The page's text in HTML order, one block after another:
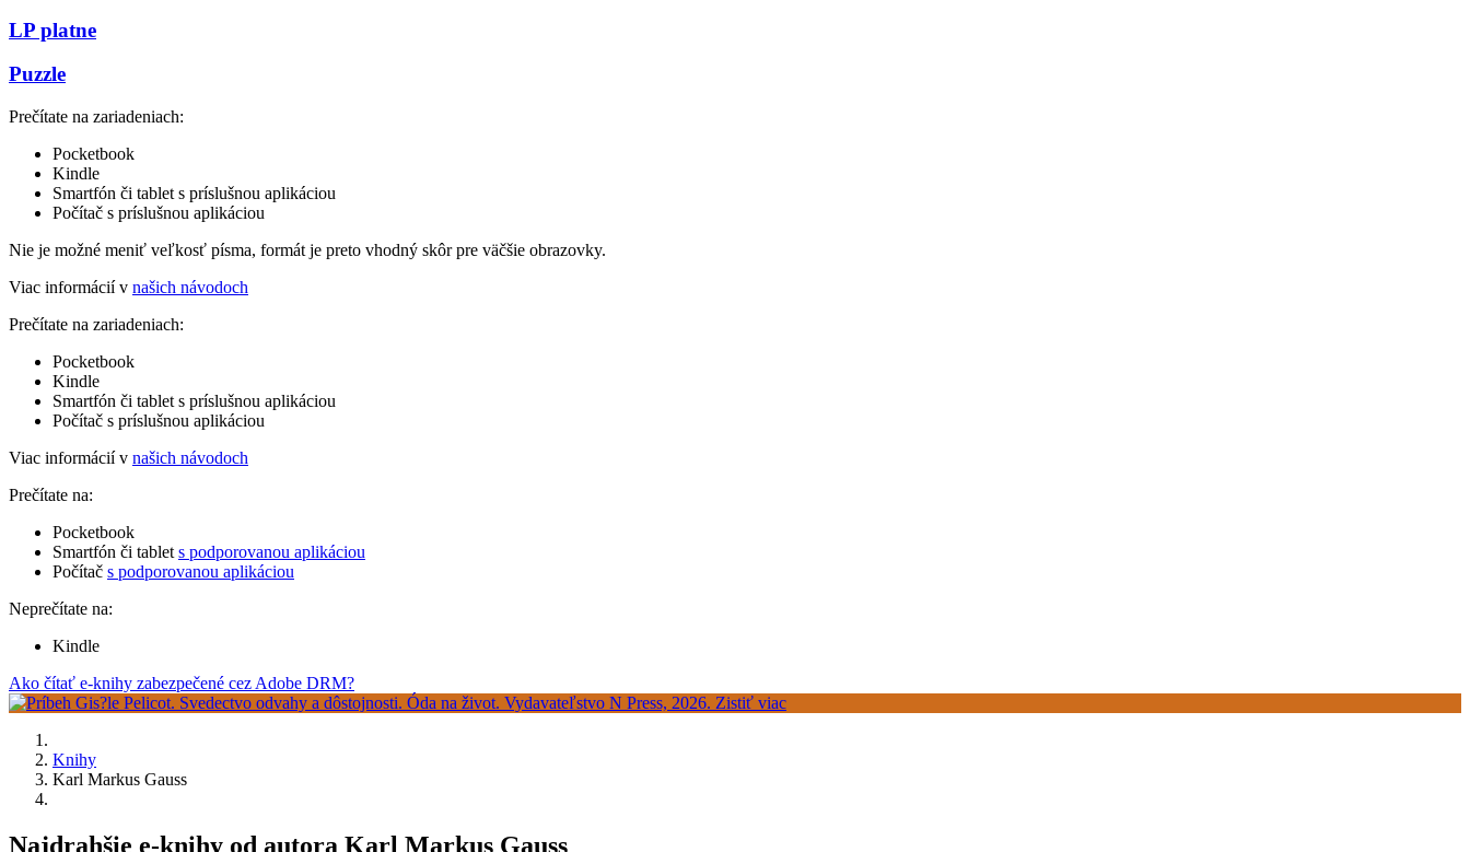
LP platne
Puzzle
Prečítate na zariadeniach:
Pocketbook
Kindle
Smartfón či tablet s príslušnou aplikáciou
Počítač s príslušnou aplikáciou
Nie je možné meniť veľkosť písma, formát je preto vhodný skôr pre väčšie obrazovky.
Viac informácií v našich návodoch
Prečítate na zariadeniach:
Pocketbook
Kindle
Smartfón či tablet s príslušnou aplikáciou
Počítač s príslušnou aplikáciou
Viac informácií v našich návodoch
Prečítate na:
Pocketbook
Smartfón či tablet s podporovanou aplikáciou
Počítač s podporovanou aplikáciou
Neprečítate na:
Kindle
Ako čítať e-knihy zabezpečené cez Adobe DRM?
Knihy
Karl Markus Gauss
Najdrahšie e-knihy od autora Karl Markus Gauss